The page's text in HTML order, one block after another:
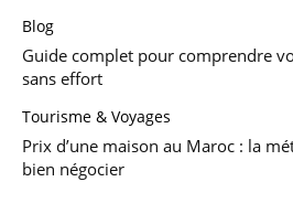
Blog
Guide complet pour comprendre
sans effort
Tourisme & Voyages
Prix d’une maison au Maroc : la
bien négocier